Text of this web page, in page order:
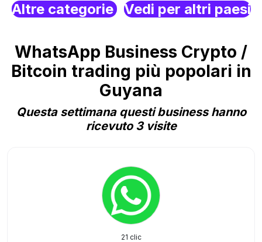
Altre categorie Vedi per altri paesi
WhatsApp Business Crypto /
Bitcoin trading più popolari in
Guyana
Questa settimana questi business hanno
ricevuto 3 visite
21 clic